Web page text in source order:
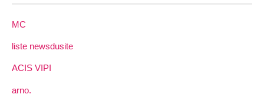
MC
liste newsdusite
ACIS VIPI
arno.